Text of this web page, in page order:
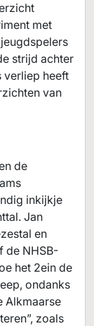
met
strijd achter
verliep heeft
van
de
inkijkje
Jan
en
de NHSB-
het 2ein de
ondanks
Alkmaarse
zoals